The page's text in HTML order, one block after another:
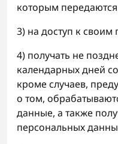
которым
3) на доступ к
4) получать не
календарных дней
кроме случаев,
о том,
данные, а также
персональных